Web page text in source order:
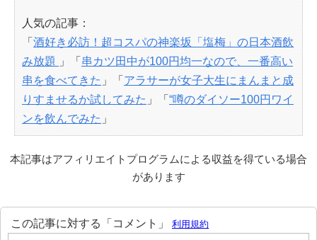
人気の記事：
「 酒好き必訪！超コスパの神楽坂「塩梅」の日本酒飲
み放題
」「 串カツ田中が100円均一なので、一番高い
串を食べてきた 」「 アラサーが女子大生にまんまと成
りすませるか試してみた 」「 “噂のダイソー100円ワイ
ンを飲んでみた 」
本記事はアフィリエイトプログラムによる収益を得ている場合
があります